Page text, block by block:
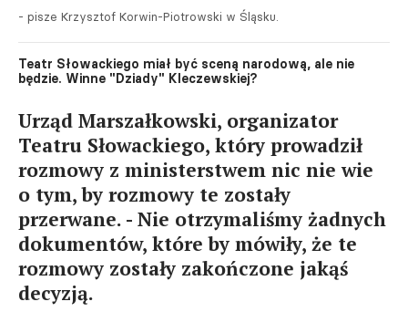
- pisze Krzysztof Korwin-Piotrowski w Śląsku.
Teatr Słowackiego miał być sceną narodową, ale nie
będzie. Winne "Dziady" Kleczewskiej?
Urząd Marszałkowski, organizator
Teatru Słowackiego, który prowadził
rozmowy z ministerstwem nic nie wie
o tym, by rozmowy te zostały
przerwane. - Nie otrzymaliśmy żadnych
dokumentów, które by mówiły, że te
rozmowy zostały zakończone jakąś
decyzją.